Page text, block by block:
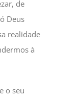
de
Deus
realidade
à
o seu